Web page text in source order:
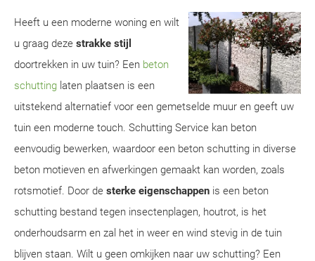
Heeft u een moderne woning en wilt
u graag deze strakke stijl
doortrekken in uw tuin? Een beton
schutting laten plaatsen is een
uitstekend alternatief voor een gemetselde muur en geeft uw
tuin een moderne touch. Schutting Service kan beton
eenvoudig bewerken, waardoor een beton schutting in diverse
beton motieven en afwerkingen gemaakt kan worden, zoals
rotsmotief. Door de sterke eigenschappen is een beton
schutting bestand tegen insectenplagen, houtrot, is het
onderhoudsarm en zal het in weer en wind stevig in de tuin
blijven staan. Wilt u geen omkijken naar uw schutting? Een